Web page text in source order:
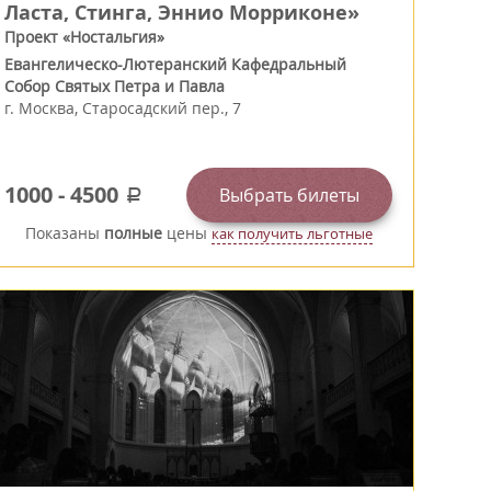
Ласта, Стинга, Эннио Морриконе»
Проект «Ностальгия»
Евангелическо-Лютеранский Кафедральный
Собор Святых Петра и Павла
г. Москва, Старосадский пер., 7
1000-4500 a Выбрать билеты
Показаны полныеценыкак получить льготные